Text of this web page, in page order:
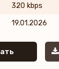
320 kbps
19.01.2026